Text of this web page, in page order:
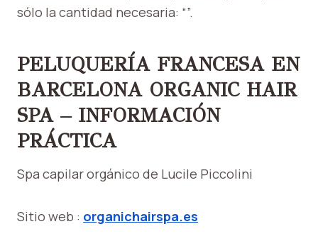
sólo la cantidad necesaria: “”.
PELUQUERÍA FRANCESA EN
BARCELONA ORGANIC HAIR
SPA – INFORMACIÓN
PRÁCTICA
Spa capilar orgánico de Lucile Piccolini
Sitio web : organichairspa.es